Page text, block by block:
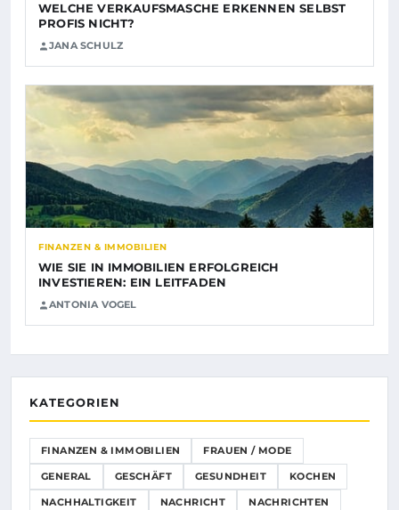
WELCHE VERKAUFSMASCHE ERKENNEN SELBST
PROFIS NICHT?
JANA SCHULZ
FINANZEN & IMMOBILIEN
WIE SIE IN IMMOBILIEN ERFOLGREICH
INVESTIEREN: EIN LEITFADEN
ANTONIA VOGEL
KATEGORIEN
FINANZEN & IMMOBILIEN FRAUEN / MODE
GENERAL GESCHÄFT GESUNDHEIT KOCHEN
NACHHALTIGKEIT NACHRICHT NACHRICHTEN